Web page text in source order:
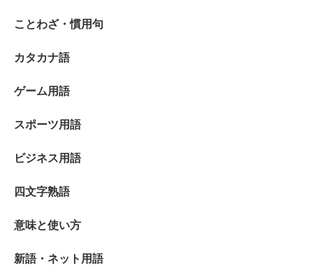
ことわざ・慣用句
カタカナ語
ゲーム用語
スポーツ用語
ビジネス用語
四文字熟語
意味と使い方
新語・ネット用語